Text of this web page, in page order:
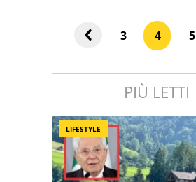
3 4 5
PIÙ LETTI
LIFESTYLE